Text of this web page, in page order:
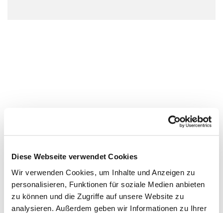
Diese Webseite verwendet Cookies
Wir verwenden Cookies, um Inhalte und Anzeigen zu
personalisieren, Funktionen für soziale Medien anbieten
zu können und die Zugriffe auf unsere Website zu
analysieren. Außerdem geben wir Informationen zu Ihrer